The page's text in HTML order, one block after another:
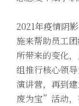
2021年疫情阴
施来帮助员工
所带来的变化
组推行核心领
演讲营，再到
废为宝”活动，